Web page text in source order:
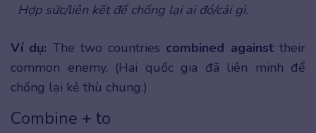
Hợp sức/liên kết để chống lại ai đó/cái gì.
Ví dụ: The two countries combined againsttheir
common enemy. (Hai quốc gia đã liên minh để
chống lại kẻ thù chung.)
Combine + to